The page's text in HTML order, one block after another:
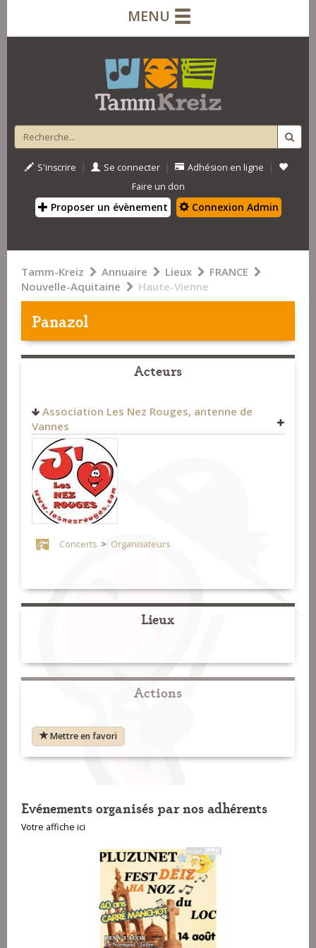
MENU
S'inscrire | Se connecter | Adhésion en ligne |
Faire un don
Proposer un évènement Connexion Admin
Tamm-Kreiz Annuaire Lieux
FRANCE
Nouvelle-Aquitaine
Haute-Vienne
Panazol
Acteurs
Association Les Nez Rouges, antenne de
Vannes
Concerts > Organisateurs
Lieux
Actions
Mettre en favori
Evénements organisés par nos adhérents
Votre affiche ici